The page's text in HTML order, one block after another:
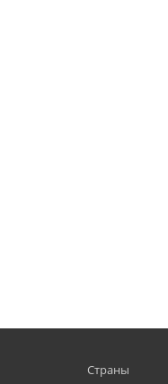
Страны